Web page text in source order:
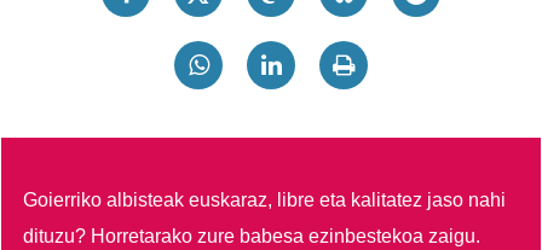
Goierriko albisteak euskaraz, libre eta kalitatez jaso nahi
dituzu? Horretarako zure babesa ezinbestekoa zaigu.